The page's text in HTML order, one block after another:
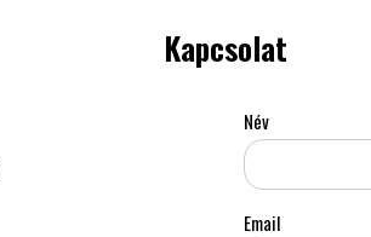
Kapcsolat
Név
Email